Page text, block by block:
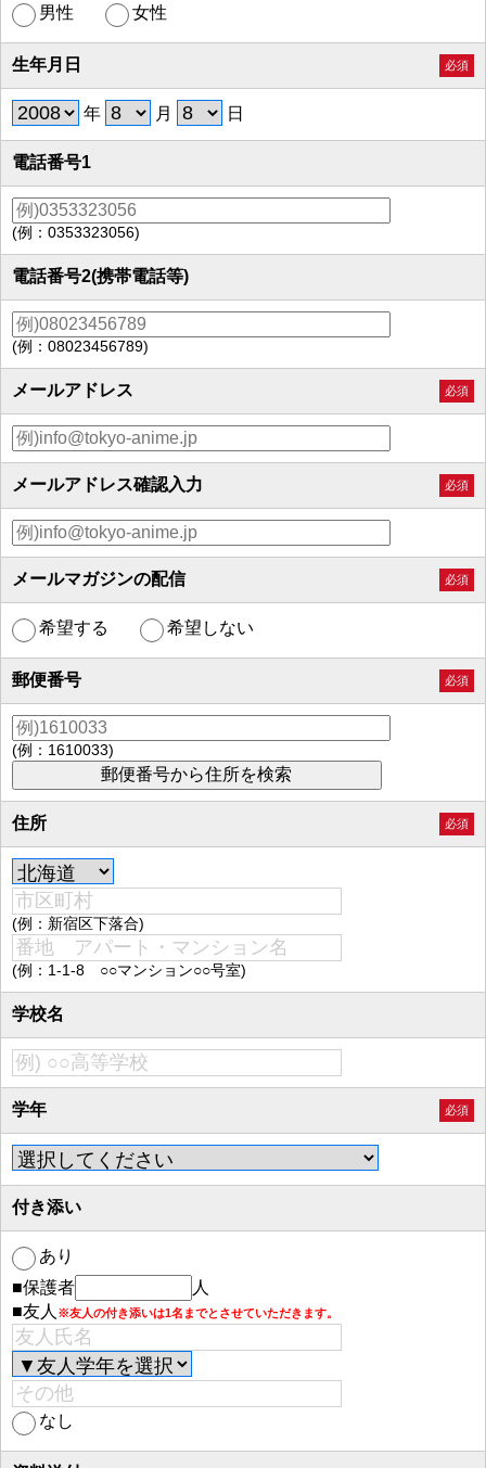
男性 女性
生年月日 必須
年 月 日
電話番号1
(例：0353323056)
電話番号2(携帯電話等)
(例：08023456789)
メールアドレス 必須
メールアドレス確認入力 必須
メールマガジンの配信 必須
希望する 希望しない
郵便番号 必須
(例：1610033)
住所 必須
(例：新宿区下落合)
(例：1-1-8 ○○マンション○○号室)
学校名
学年 必須
付き添い
あり
■保護者
人
■友人 ※友人の付き添いは1名までとさせていただきます。
なし